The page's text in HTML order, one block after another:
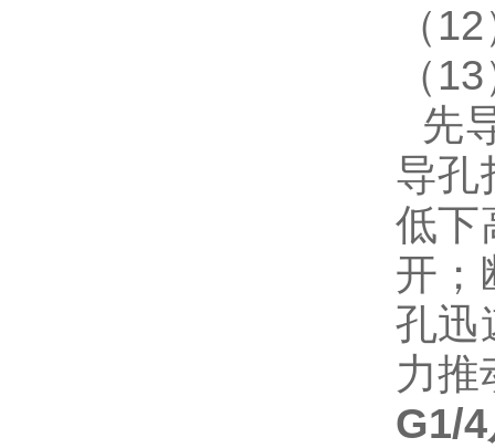
（
（
先
导孔
低下
开；
孔迅
力推
G1/